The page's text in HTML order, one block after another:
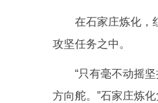
在石家庄炼化，红
攻坚任务之中。
“只有毫不动摇坚
方向舵。”石家庄炼